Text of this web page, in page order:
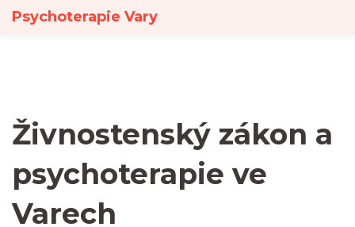
Psychoterapie Vary
Živnostenský zákon a
psychoterapie ve
Varech